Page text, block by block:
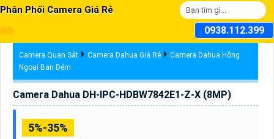
Phân Phối Camera Giá Rẻ
0938.112.399
Camera Quan Sát Camera Dahua Giá Rẻ
Camera Dahua Hồng
Ngoại Ban Đêm
Camera Dahua DH-IPC-HDBW7842E1-Z-X (8MP)
5%-35%